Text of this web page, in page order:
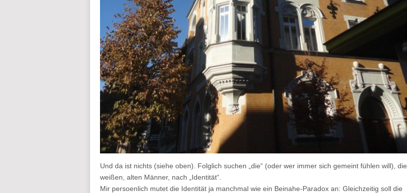
Und da ist nichts (siehe oben). Folglich suchen „die“ (oder wer immer sich gemeint fühlen will), die
weißen, alten Männer, nach „Identität“.
Mir persoenlich mutet die Identität ja manchmal wie ein Beinahe-Paradox an: Gleichzeitig soll die